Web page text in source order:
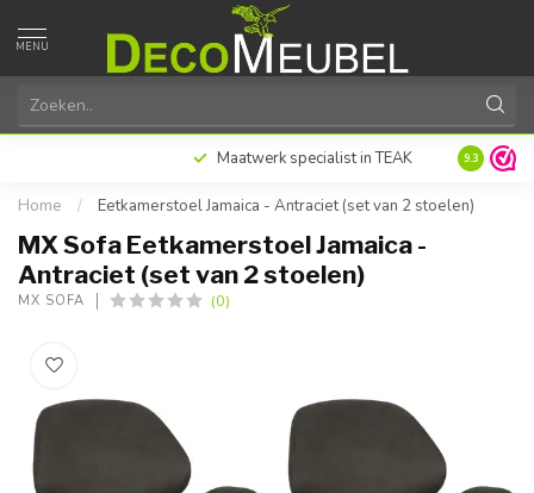
MENU
Achteraf of gespreid betalen met Klarna 9.3
Home / Eetkamerstoel Jamaica - Antraciet (set van 2 stoelen)
MX Sofa Eetkamerstoel Jamaica -
Antraciet (set van 2 stoelen)
MX SOFA (0)